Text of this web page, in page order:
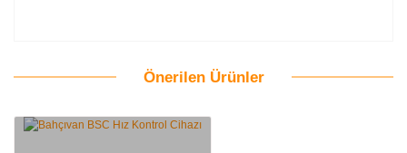
Önerilen Ürünler